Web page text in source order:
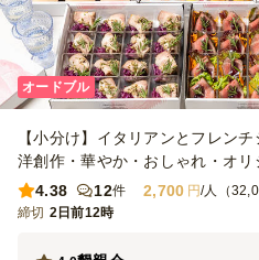
オードブル
【小分け】イタリアンとフレン
洋創作・華やか・おしゃれ・オリ
4.38
12件 2,700 円/人（
締切 2日前12時